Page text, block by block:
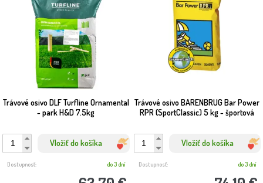
Trávové osivo DLF Turfline Ornamental
- park H&D 7.5kg
Vložiť do košíka
Dostupnosť: do 3 dní
Trávové osivo BARENBRUG Bar Power
RPR (SportClassic) 5 kg - športová
Vložiť do košíka
Dostupnosť: do 3 dní